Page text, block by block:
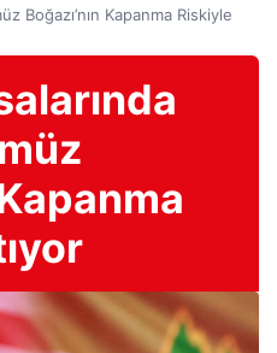
Boğazı’nın Kapanma Riskiyle
Kapanma